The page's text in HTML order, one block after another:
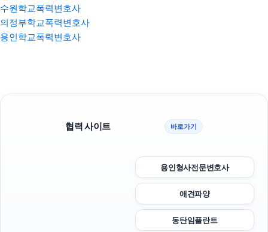
수원학교폭력변호사
의정부학교폭력변호사
용인학교폭력변호사
협력 사이트 바로가기
용인형사전문변호사
애견파양
동탄임플란트